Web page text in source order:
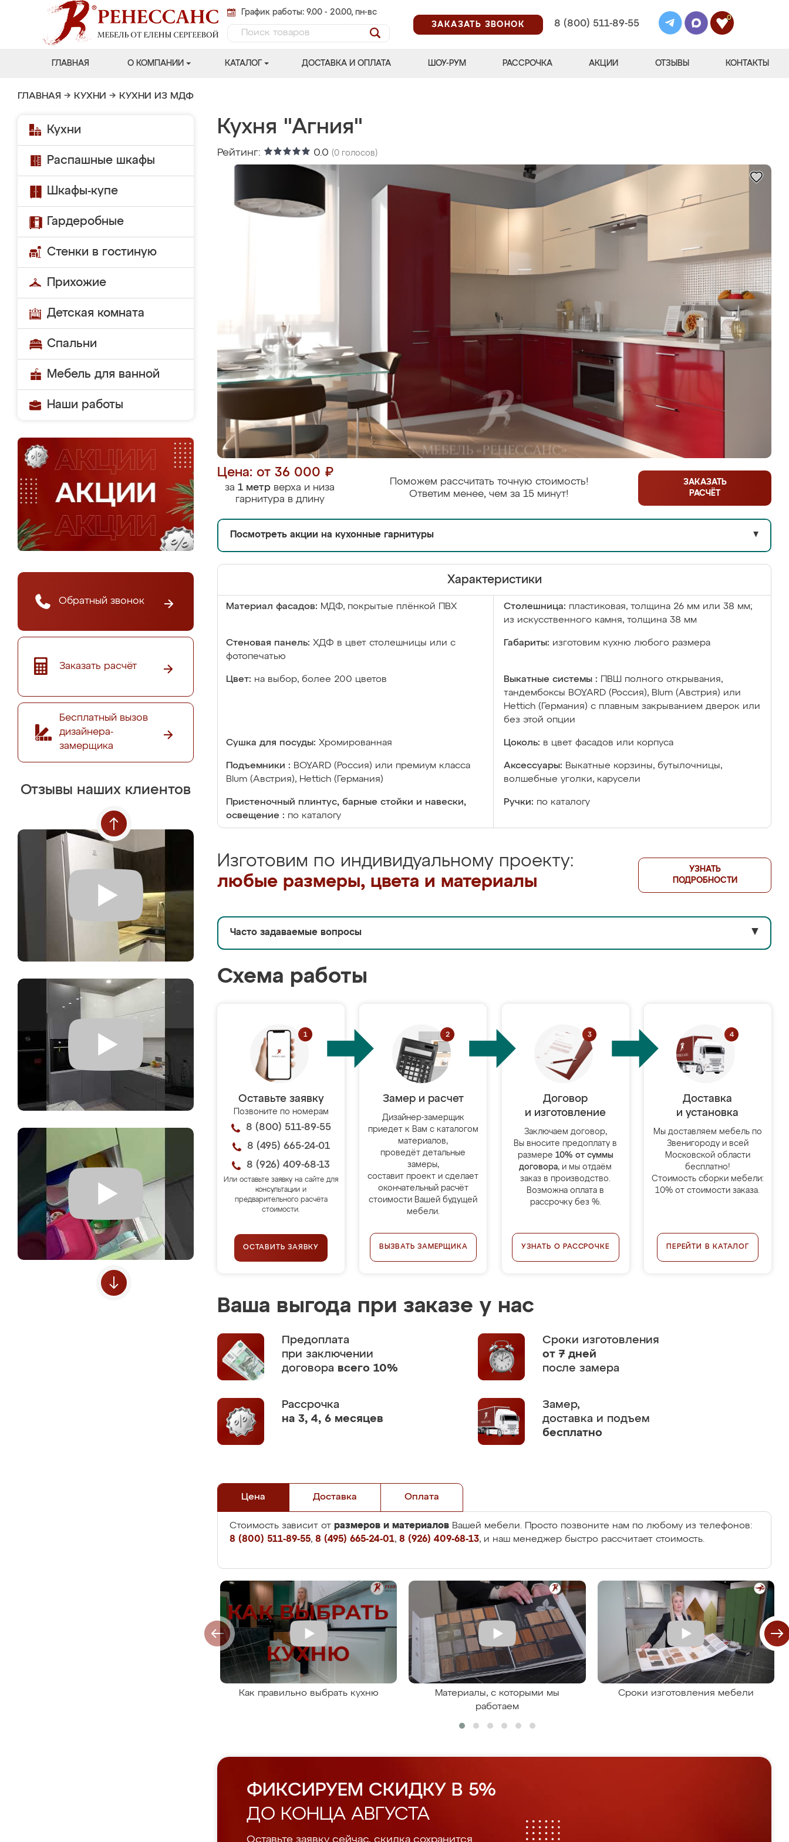
График работы: 9.00 - 20.00, пн-вс
ЗАКАЗАТЬ ЗВОНОК
8 (800) 511-89-55
0
ГЛАВНАЯ О КОМПАНИИ КАТАЛОГ ДОСТАВКА И ОПЛАТА ШОУ-РУМ РАССРОЧКА АКЦИИ ОТЗЫВЫ КОНТАКТЫ
ГЛАВНАЯ → КУХНИ → КУХНИ ИЗ МДФ
Кухни
Распашные шкафы
Шкафы-купе
Гардеробные
Стенки в гостиную
Прихожие
Детская комната
Спальни
Мебель для ванной
Наши работы
Обратный звонок
Заказать расчёт
Бесплатный вызов
дизайнера-
замерщика
Отзывы наших клиентов
Кухня "Агния"
Рейтинг: 0.0 (0 голосов)
Цена: от 36 000 ₽
за 1 метр верха и низа
гарнитура в длину
Поможем рассчитать точную стоимость!
Ответим менее, чем за 15 минут!
ЗАКАЗАТЬ
РАСЧЁТ
Посмотреть акции на кухонные гарнитуры ▼
Характеристики
Материал фасадов: МДФ, покрытые плёнкой ПВХ Столешница: пластиковая, толщина 26 мм или 38 мм;
из искусственного камня, толщина 38 мм
Стеновая панель: ХДФ в цвет столешницы или с
фотопечатью
Габариты: изготовим кухню любого размера
Цвет: на выбор, более 200 цветов Выкатные системы :
ПВШ полного открывания,
тандембоксы BOYARD (Россия), Blum (Австрия) или
Hettich (Германия) с плавным закрыванием дверок или
без этой опции
Сушка для посуды: Хромированная Цоколь: в цвет фасадов или корпуса
Подъемники : BOYARD (Россия) или премиум класса
Blum (Австрия), Hettich (Германия)
Аксессуары: Выкатные корзины, бутылочницы,
волшебные уголки, карусели
Пристеночный плинтус, барные стойки и навески,
освещение : по каталогу
Ручки: по каталогу
Изготовим по индивидуальному проекту:
любые размеры, цвета и материалы
УЗНАТЬ
ПОДРОБНОСТИ
Часто задаваемые вопросы ▼
Схема работы
Оставьте заявку
Позвоните по номерам
8 (800) 511-89-55
8 (495) 665-24-01
8 (926) 409-68-13
Или оставьте заявку на сайте для
консультации и
предварительного расчёта
стоимости.
ОСТАВИТЬ ЗАЯВКУ
Замер и расчет
Дизайнер-замерщик
приедет к Вам с каталогом
материалов,
проведёт детальные
замеры,
составит проект и сделает
окончательный расчёт
стоимости Вашей будущей
мебели.
ВЫЗВАТЬ ЗАМЕРЩИКА
Договор
и изготовление
Заключаем договор,
Вы вносите предоплату в
размере 10% от суммы
договора, и мы отдаём
заказ в производство.
Возможна оплата в
рассрочку без %.
УЗНАТЬ О РАССРОЧКЕ
Доставка
и установка
Мы доставляем мебель по
Звенигороду и всей
Московской области
бесплатно!
Стоимость сборки мебели:
10% от стоимости заказа.
ПЕРЕЙТИ В КАТАЛОГ
Ваша выгода при заказе у нас
Предоплата
при заключении
договора всего 10%
Сроки изготовления
от 7 дней
после замера
Рассрочка
на 3, 4, 6 месяцев
Замер,
доставка и подъем
бесплатно
Цена Доставка Оплата
Стоимость зависит от размеров и материалов Вашей мебели. Просто позвоните нам по любому из телефонов:
8 (800) 511-89-55, 8 (495) 665-24-01, 8 (926) 409-68-13, и наш менеджер быстро рассчитает стоимость.
Как правильно выбрать кухню
Материалы, с которыми мы
работаем
Сроки изготовления мебели
ФИКСИРУЕМ СКИДКУ В 5%
ДО КОНЦА АВГУСТА
Оставьте заявку сейчас, скидка сохранится.